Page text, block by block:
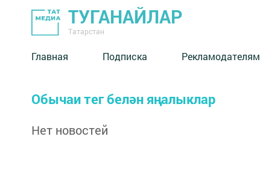
ТУГАНАЙЛАР
Татарстан
Главная Подписка Рекламодателям
Обычаи тег белән яңалыклар
Нет новостей